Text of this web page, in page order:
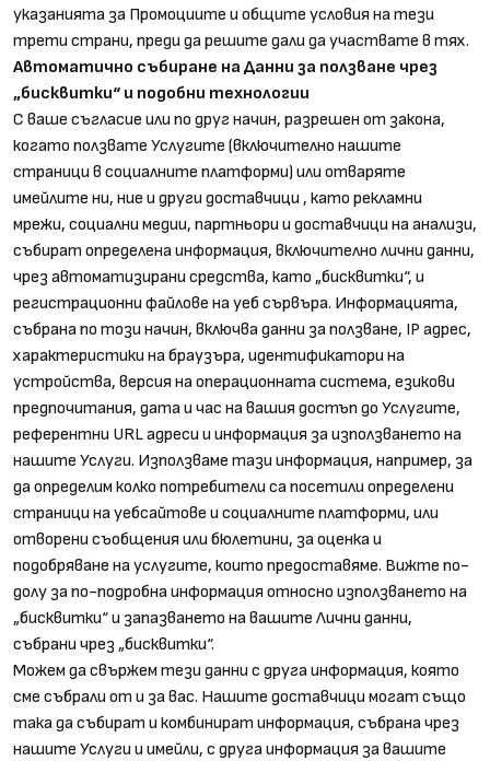
указанията за Промоциите и общите условия на тези
трети страни, преди да решите дали да участвате в тях.
Автоматично събиране на Данни за ползване чрез
„бисквитки“ и подобни технологии
С ваше съгласие или по друг начин, разрешен от закона,
когато ползвате Услугите (включително нашите
страници в социалните платформи) или отваряте
имейлите ни, ние и други доставчици , като рекламни
мрежи, социални медии, партньори и доставчици на анализи,
събират определена информация, включително лични данни,
чрез автоматизирани средства, като „бисквитки“, и
регистрационни файлове на уеб сървъра. Информацията,
събрана по този начин, включва данни за ползване, IP адрес,
характеристики на браузъра, идентификатори на
устройства, версия на операционната система, езикови
предпочитания, дата и час на вашия достъп до Услугите,
референтни URL адреси и информация за използването на
нашите Услуги. Използваме тази информация, например, за
да определим колко потребители са посетили определени
страници на уебсайтове и социалните платформи, или
отворени съобщения или бюлетини, за оценка и
подобряване на услугите, които предоставяме. Вижте по-
долу за по-подробна информация относно използването на
„бисквитки“ и запазването на вашите Лични данни,
събрани чрез „бисквитки“.
Можем да свържем тези данни с друга информация, която
сме събрали от и за вас. Нашите доставчици могат също
така да събират и комбинират информация, събрана чрез
нашите Услуги и имейли, с друга информация за вашите